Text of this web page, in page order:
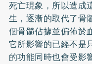
死亡現象，所以造成
生，逐漸的取代了骨
個骨髓佔據並偏佈於
它所影響的已經不是
的功能同時也會受影